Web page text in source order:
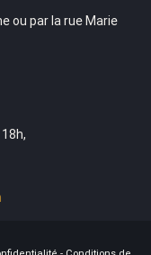
ou par la rue Marie